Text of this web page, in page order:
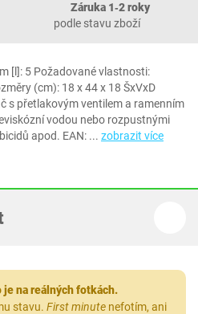
Záruka 1‐2 roky
podle stavu zboží
[l]: 5 Požadované vlastnosti:
(cm): 18 x 44 x 18 ŠxVxD
s přetlakovým ventilem a ramenním
vodou nebo rozpustnými
apod. EAN: ... zobrazit více
je na reálných fotkách.
stavu. First minute nefotím, ani